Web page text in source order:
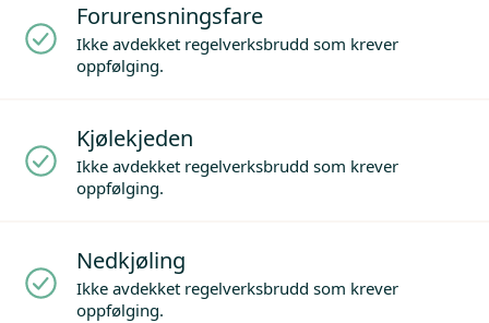
Forurensningsfare
Ikke avdekket regelverksbrudd som krever
oppfølging.
Kjølekjeden
Ikke avdekket regelverksbrudd som krever
oppfølging.
Nedkjøling
Ikke avdekket regelverksbrudd som krever
oppfølging.